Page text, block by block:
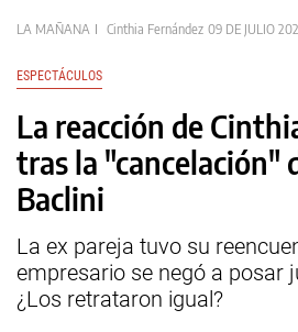
LA MAÑANA Cinthia Fernández 09 DE JULIO
ESPECTÁCULOS
La reacción de
tras la "cancelación"
Baclini
La ex pareja tuvo su
empresario se negó a posar
¿Los retrataron igual?